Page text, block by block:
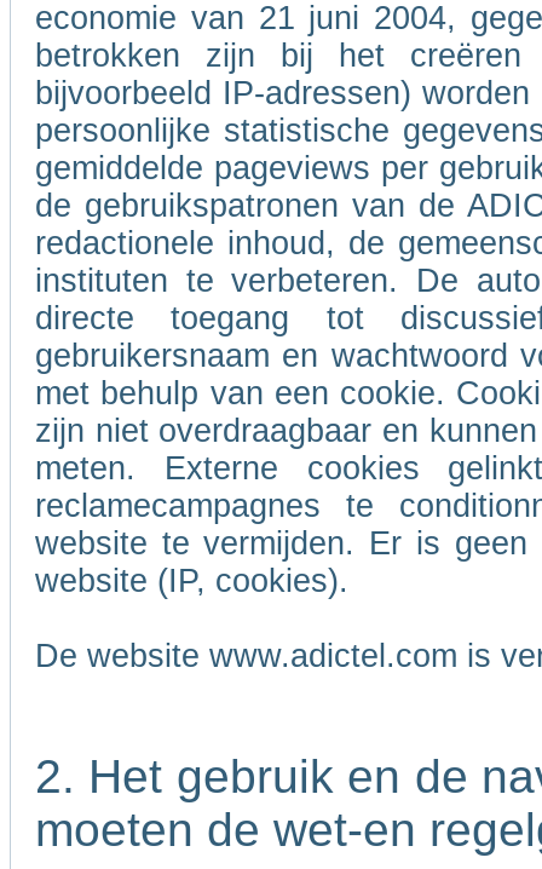
economie van 21 juni 2004,
betrokken zijn bij het
bijvoorbeeld IP-adressen)
persoonlijke statistische
gemiddelde pageviews per
de gebruikspatronen van de
redactionele inhoud, de
instituten te verbeteren. De
directe toegang tot
gebruikersnaam en wachtwoord
met behulp van een cookie.
zijn niet overdraagbaar en
meten. Externe cookies
reclamecampagnes te
website te vermijden. Er is geen
website (IP, cookies).
De website www.adictel.com is
2. Het gebruik en de
moeten de wet-en